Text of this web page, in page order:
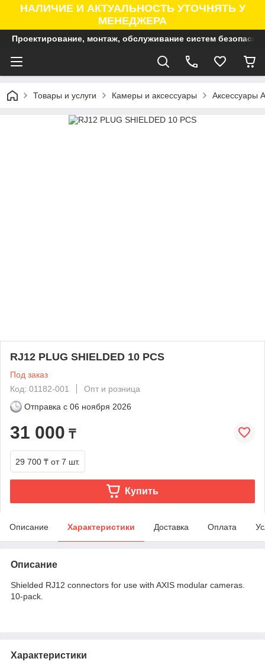
НАЛИЧИЕ И АКТУАЛЬНОСТЬ УТОЧНЯТЬ У
МЕНЕДЖЕРА
Проектирование, монтаж, обслуживание систем
Товары и услуги Камеры и аксессуары Аксессуары
RJ12 PLUG SHIELDED 10 PCS
Под заказ
Код: 01182-001
Опт и розница
Отправка с 06 ноября 2026
31 000 ₸
29 700 ₸ от 7 шт.
Купить
Описание Характеристики Доставка Оплата
Описание
Shielded RJ12 connectors for use with AXIS modular cameras.
10-pack.
Характеристики